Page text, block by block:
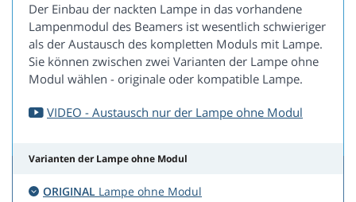
Der Einbau der nackten Lampe in das vorhandene
Lampenmodul des Beamers ist wesentlich schwieriger
als der Austausch des kompletten Moduls mit Lampe.
Sie können zwischen zwei Varianten der Lampe ohne
Modul wählen - originale oder kompatible Lampe.
VIDEO - Austausch nur der Lampe ohne Modul
Varianten der Lampe ohne Modul
ORIGINAL Lampe ohne Modul